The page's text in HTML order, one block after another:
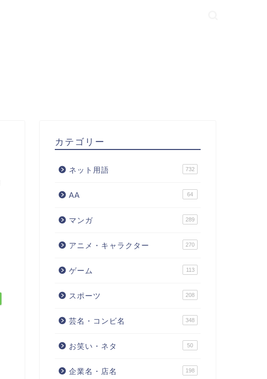
カテゴリー
ネット用語 732
AA 64
マンガ 289
アニメ・キャラクター 270
ゲーム 113
スポーツ 208
芸名・コンビ名 348
お笑い・ネタ 50
企業名・店名 198